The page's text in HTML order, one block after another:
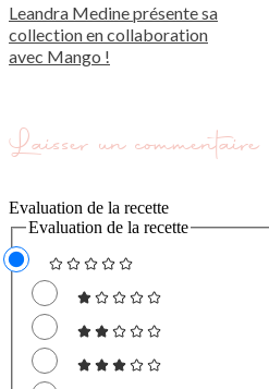
Leandra Medine présente sa
collection en collaboration
avec Mango !
Laisser un commentaire
Evaluation de la recette
Evaluation de la recette